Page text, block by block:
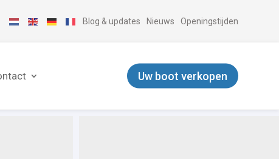
Blog & updates Nieuws Openingstijden
Uw boot verkopen